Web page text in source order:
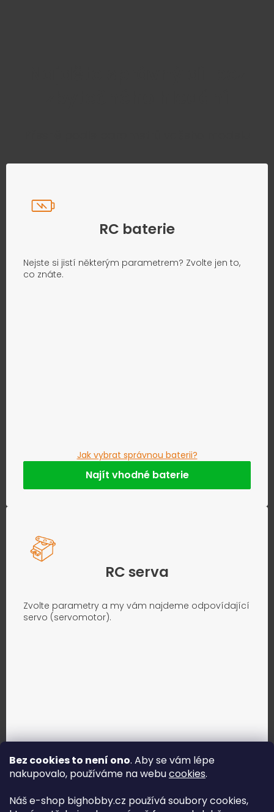
Bez cookies to není ono. Aby se vám lépe
nakupovalo, používáme na webucookies.
Náš e-shop bighobby.cz používá soubory cookies,
RC baterie
Nejste si jistí některým parametrem? Zvolte jen to,
co znáte.
Jak vybrat správnou baterii?
Najít vhodné baterie
RC serva
Zvolte parametry a my vám najdeme odpovídající
servo (servomotor).
Jak vybrat správné servo?